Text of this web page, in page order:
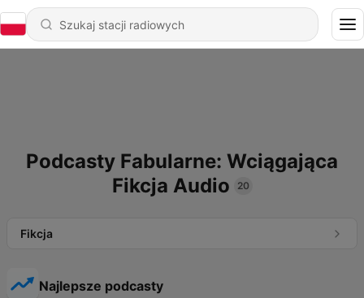
Podcasty Fabularne: Wciągająca
Fikcja Audio
20
Fikcja
Najlepsze podcasty